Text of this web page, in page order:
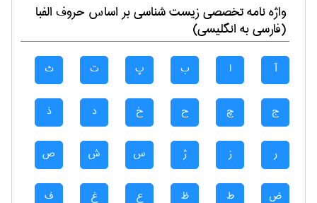
واژه نامه تخصصیزيست شناسیبر اساس حروف الفبا
(فارسی به انگلیسی)
آ ا ب پ ت ث
ج چ ح خ د ذ
ر ز ژ س ش ص
ض ط ظ ع غ ف